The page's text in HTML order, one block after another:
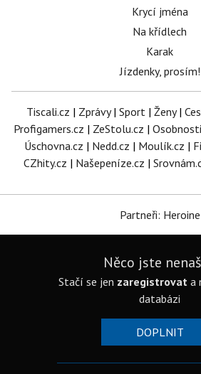
Krycí jména
Na křídlech
Karak
Jízdenky, prosím!
Tiscali.cz | Zprávy| Sport | Ženy|
Profigamers.cz | ZeStolu.cz |
Úschovna.cz | Nedd.cz | Moulík.cz |
CZhity.cz | Našepeníze.cz |
Partneři: Heroine
Něco jste
Stačí se jen zaregistrovat a
databázi
DOPLNIT